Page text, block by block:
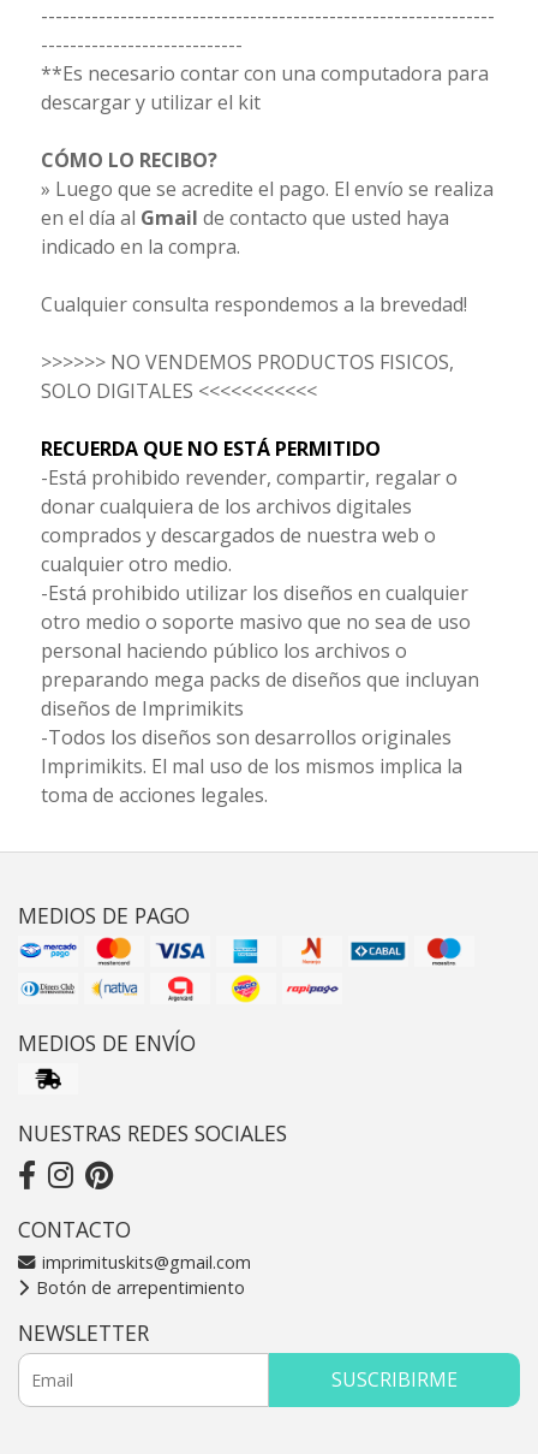
---------------------------------------------------------------
----------------------------
**Es necesario contar con una computadora para
descargar y utilizar el kit
CÓMO LO RECIBO?
» Luego que se acredite el pago. El envío se realiza
en el día al Gmail de contacto que usted haya
indicado en la compra.
Cualquier consulta respondemos a la brevedad!
>>>>>> NO VENDEMOS PRODUCTOS FISICOS,
SOLO DIGITALES <<<<<<<<<<<
RECUERDA QUE NO ESTÁ PERMITIDO
-Está prohibido revender, compartir, regalar o
donar cualquiera de los archivos digitales
comprados y descargados de nuestra web o
cualquier otro medio.
-Está prohibido utilizar los diseños en cualquier
otro medio o soporte masivo que no sea de uso
personal haciendo público los archivos o
preparando mega packs de diseños que incluyan
diseños de Imprimikits
-Todos los diseños son desarrollos originales
Imprimikits. El mal uso de los mismos implica la
toma de acciones legales.
MEDIOS DE PAGO
MEDIOS DE ENVÍO
NUESTRAS REDES SOCIALES
CONTACTO
imprimituskits@gmail.com
Botón de arrepentimiento
NEWSLETTER
SUSCRIBIRME